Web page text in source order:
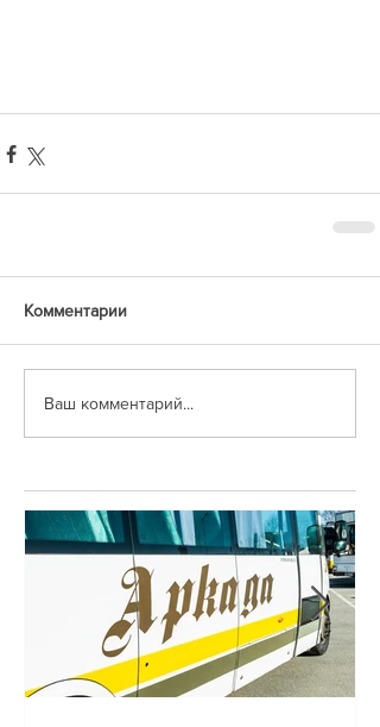
Комментарии
Ваш комментарий...